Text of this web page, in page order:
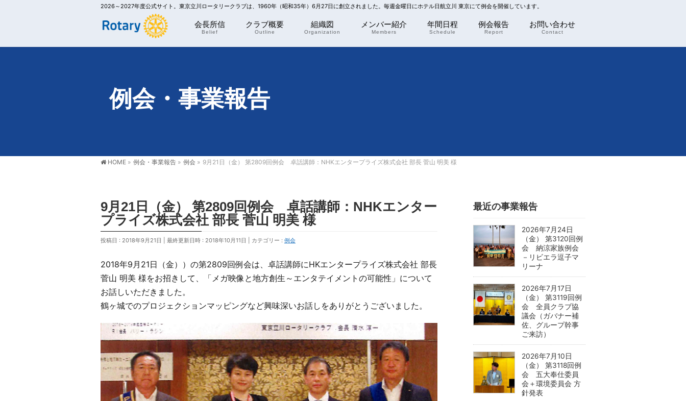
2026～2027年度公式サイト。東京立川ロータリークラブは、1960年（昭和35年）6月27日に創立されました。毎週金曜日にホテル日航立川 東京にて例会を開催しています。
会長所信
Belief
クラブ概要
Outline
組織図
Organization
メンバー紹介
Members
年間日程
Schedule
例会報告
Report
お問い合わせ
Contact
例会・事業報告
HOME » 例会・事業報告 » 例会 » 9月21日（金） 第2809回例会 卓話講師：NHKエンタープライズ株式会社 部長 菅山 明美 様
9月21日（金） 第2809回例会 卓話講師：NHKエンター
プライズ株式会社 部長 菅山 明美 様
投稿日 : 2018年9月21日 最終更新日時 : 2018年10月11日 カテゴリー : 例会
2018年9月21日（金））の第2809回例会は、卓話講師にHKエンタープライズ株式会社 部長
菅山 明美 様をお招きして、「メガ映像と地方創生～エンタテイメントの可能性」について
お話しいただきました。
鶴ヶ城でのプロジェクションマッピングなど興味深いお話しをありがとうございました。
最近の事業報告
2026年7月24日
（金） 第3120回例
会 納涼家族例会
－リビエラ逗子マ
リーナ
2026年7月17日
（金） 第3119回例
会 全員クラブ協
議会（ガバナー補
佐、グループ幹事
ご来訪）
2026年7月10日
（金） 第3118回例
会 五大奉仕委員
会＋環境委員会 方
針発表